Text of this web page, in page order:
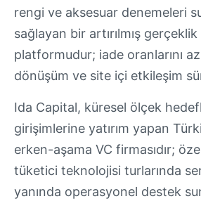
rengi ve aksesuar denemeleri
sağlayan bir artırılmış
platformudur; iade oranlarını
dönüşüm ve site içi etkileşim
Ida Capital, küresel ölçek
girişimlerine yatırım yapan
erken-aşama VC firmasıdır;
tüketici teknolojisi turlarında
yanında operasyonel destek